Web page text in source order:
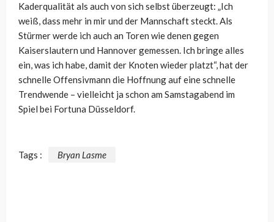
Kaderqualität als auch von sich selbst überzeugt: „Ich
weiß, dass mehr in mir und der Mannschaft steckt. Als
Stürmer werde ich auch an Toren wie denen gegen
Kaiserslautern und Hannover gemessen. Ich bringe alles
ein, was ich habe, damit der Knoten wieder platzt“, hat der
schnelle Offensivmann die Hoffnung auf eine schnelle
Trendwende – vielleicht ja schon am Samstagabend im
Spiel bei Fortuna Düsseldorf.
Tags : Bryan Lasme